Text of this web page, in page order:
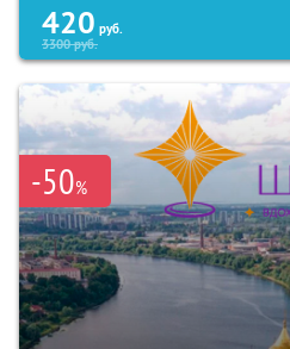
420 руб.
3300руб.
-50%